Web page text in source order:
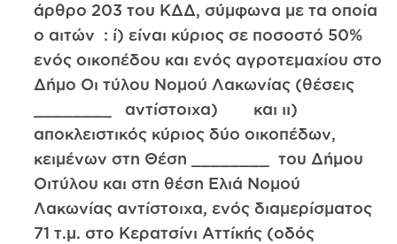
άρθρο 203 του ΚΔΔ, σύμφωνα με τα οποία
ο αιτών : ί) είναι κύριος σε ποσοστό 50%
ενός οικοπέδου και ενός αγροτεμαχίου στο
Δήμο Οι τύλου Νομού Λακωνίας (θέσεις
________ αντίστοιχα) και ιι)
αποκλειστικός κύριος δύο οικοπέδων,
κειμένων στη Θέση ________ του Δήμου
Οιτύλου και στη θέση Ελιά Νομού
Λακωνίας αντίστοιχα, ενός διαμερίσματος
71 τ.μ. στο Κερατσίνι Αττίκής (οδός